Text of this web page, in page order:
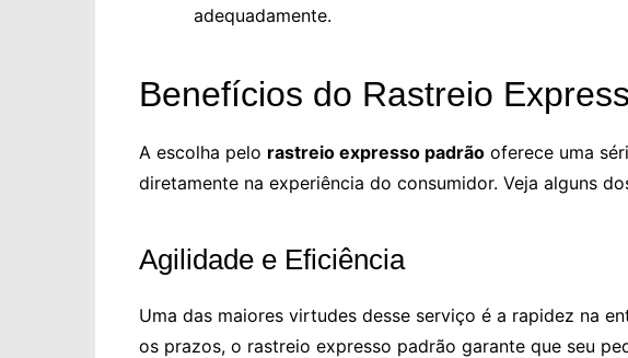
adequadamente.
Benefícios do Rastreio
A escolha pelo rastreio expresso padrão oferece uma
diretamente na experiência do consumidor. Veja alguns
Agilidade e Eficiência
Uma das maiores virtudes desse serviço é a rapidez na
os prazos, o rastreio expresso padrão garante que seu